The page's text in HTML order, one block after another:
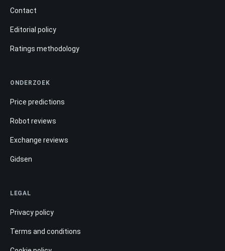
Contact
Editorial policy
Ratings methodology
ONDERZOEK
Price predictions
Robot reviews
Exchange reviews
Gidsen
LEGAL
Privacy policy
Terms and conditions